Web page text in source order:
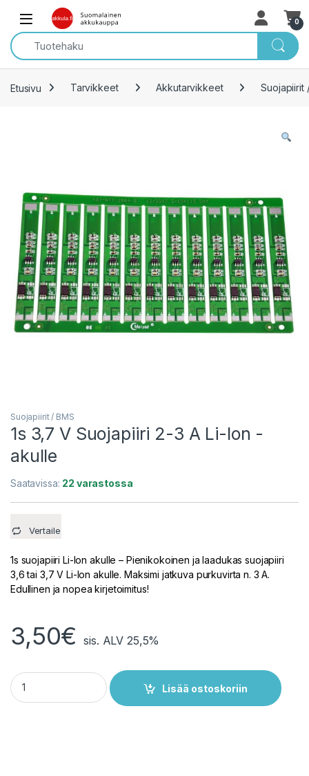
Skip to navigation
Skip to content
Open 0
Etusivu Tarvikkeet Akkutarvikkeet Suojapiirit
Suojapiirit / BMS
1s 3,7 V Suojapiiri 2-3 A Li-Ion -
akulle
Saatavissa: 22 varastossa
Vertaile
1s suojapiiri Li-Ion akulle – Pienikokoinen ja laadukas suojapiiri
3,6 tai 3,7 V Li-Ion akulle. Maksimi jatkuva purkuvirta n. 3 A.
Edullinen ja nopea kirjetoimitus!
3,50€ sis. ALV 25,5%
1s 3,7 V Suojapiiri 2-3 A Li-Ion -akulle quantity
Lisää ostoskoriin